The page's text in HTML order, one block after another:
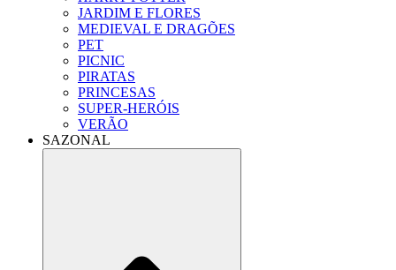
JARDIM E FLORES
MEDIEVAL E DRAGÕES
PET
PICNIC
PIRATAS
PRINCESAS
SUPER-HERÓIS
VERÃO
SAZONAL